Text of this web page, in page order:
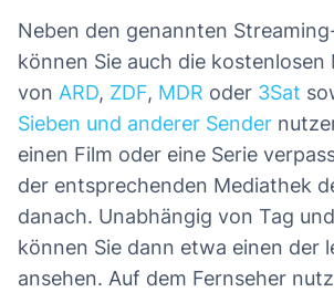
Neben den genannten
können Sie auch die kostenlosen
von ARD, ZDF, MDR oder 3Sat
Sieben und anderer Sender
einen Film oder eine Serie
der entsprechenden Mediathek
danach. Unabhängig von Tag
können Sie dann etwa einen der
ansehen. Auf dem Fernseher